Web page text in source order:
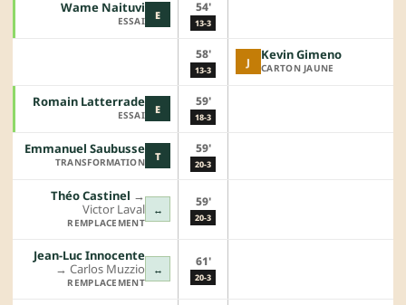
E
Wame Naituvi
ESSAI
54'
13-3
58'
13-3
J Kevin Gimeno
CARTON JAUNE
E
Romain Latterrade
ESSAI
59'
18-3
T
Emmanuel Saubusse
TRANSFORMATION
59'
20-3
↔
Théo Castinel →︎
Victor Laval
REMPLACEMENT
59'
20-3
↔
Jean-Luc Innocente
→︎ Carlos Muzzio
REMPLACEMENT
61'
20-3